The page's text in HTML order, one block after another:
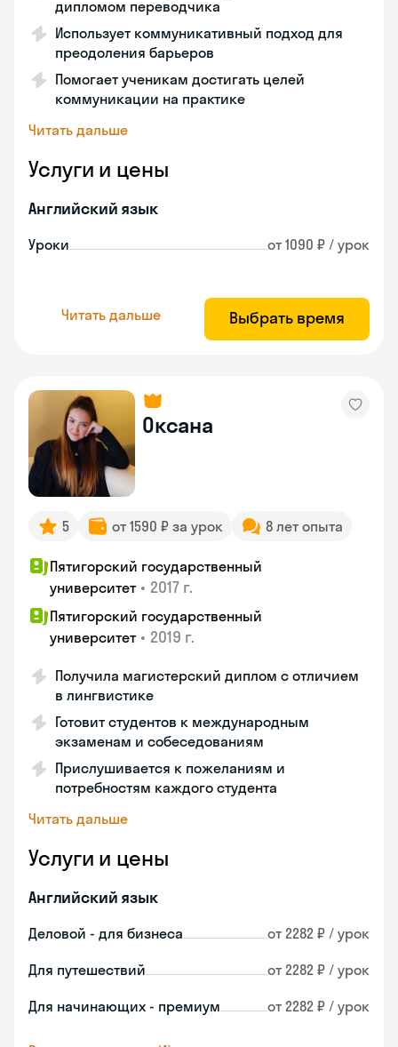
дипломом переводчика
Использует коммуникативный подход для
преодоления барьеров
Помогает ученикам достигать целей
коммуникации на практике
Читать дальше
Услуги и цены
Английский язык
Уроки от 1090 ₽ / урок
Читать дальше Выбрать время
Оксана
5 от 1590 ₽ за урок 8 лет опыта
Пятигорский государственный
университет • 2017 г.
Пятигорский государственный
университет • 2019 г.
Получила магистерский диплом с отличием
в лингвистике
Готовит студентов к международным
экзаменам и собеседованиям
Прислушивается к пожеланиям и
потребностям каждого студента
Читать дальше
Услуги и цены
Английский язык
Деловой - для бизнеса от 2282 ₽ / урок
Для путешествий от 2282 ₽ / урок
Для начинающих - премиум от 2282 ₽ / урок